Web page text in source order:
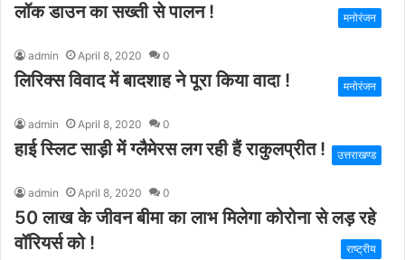
लॉक डाउन का सख्ती से पालन ! मनोरंजन
admin April 8, 2020 0
लिरिक्स विवाद में बादशाह ने पूरा किया वादा ! मनोरंजन
admin April 8, 2020 0
हाई स्लिट साड़ी में ग्लैमेरस लग रही हैं राकुलप्रीत ! उत्तराखण्ड
admin April 8, 2020 0
50 लाख के जीवन बीमा का लाभ मिलेगा कोरोना से लड़ रहे
वॉरियर्स को !
राष्ट्रीय